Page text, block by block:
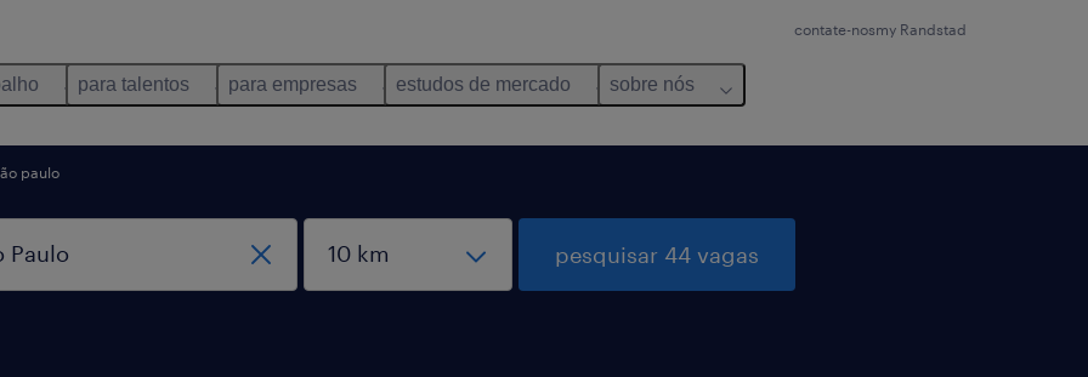
contate-nosmy Randstad
para talentos para empresas estudos de mercado sobre nós
paulo
pesquisar 44 vagas